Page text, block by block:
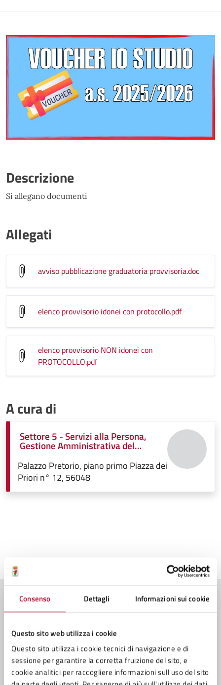
Consenso Dettagli Informazioni sui cookie
Questo sito web utilizza i cookie
Questo sito utilizza i cookie tecnici di navigazione e di
sessione per garantire la corretta fruizione del sito, e
cookie analitici per raccogliere informazioni sull'uso del sito
Descrizione
Si allegano documenti
Allegati
avviso pubblicazione graduatoria provvisoria.doc
elenco provvisorio idonei con protocollo.pdf
elenco provvisorio NON idonei con
PROTOCOLLO.pdf
A cura di
Settore 5 - Servizi alla Persona,
Gestione Amministrativa del
Istruzione Pubblica, politiche
Sociali, Sport
Palazzo Pretorio, piano primo Piazza dei
Priori n° 12, 56048
Contenuti correlati
Amministrazione
Conferenza Zonale per l’Educazione e l’Istruzione